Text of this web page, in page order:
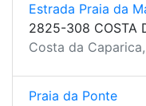
Estrada Praia da
2825-308 COSTA
Costa da
Praia da Ponte